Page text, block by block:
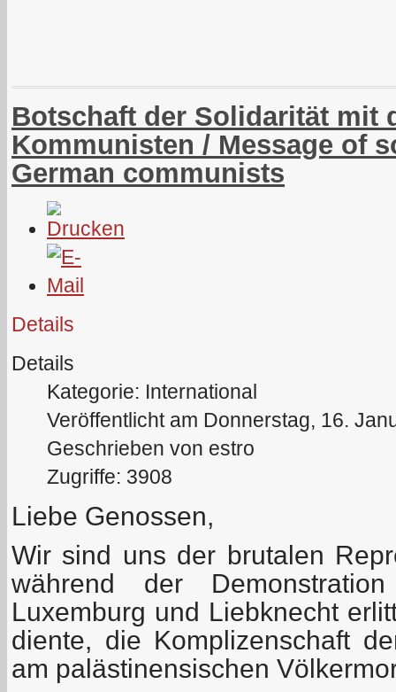
Botschaft der Solidarität mit
Kommunisten / Message of
German communists
Details
Details
Kategorie: International
Veröffentlicht am Donnerstag, 16.
Geschrieben von estro
Zugriffe: 3908
Liebe Genossen,
Wir sind uns der brutalen
während der
Luxemburg und Liebknecht
diente, die Komplizenschaft
am palästinensischen